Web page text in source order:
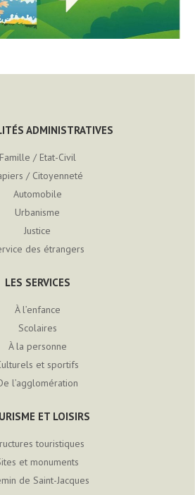
ADMINISTRATIVES
Famille / Etat-Civil
/ Citoyenneté
Automobile
Urbanisme
Justice
des étrangers
LES SERVICES
À l’enfance
Scolaires
À la personne
et sportifs
l’agglomération
ET LOISIRS
touristiques
et monuments
de Saint-Jacques